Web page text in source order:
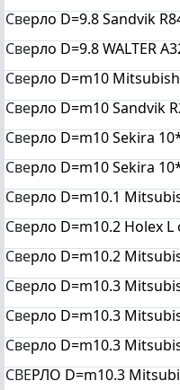
Сверло D=9.8 Sandvik
Сверло D=9.8 WALTER
Сверло D=m10
Сверло D=m10 Sandvik
Сверло D=m10 Sekira
Сверло D=m10 Sekira
Сверло D=m10.1
Сверло D=m10.2 Holex
Сверло D=m10.2
Сверло D=m10.3
Сверло D=m10.3
Сверло D=m10.3
СВЕРЛО D=m10.3